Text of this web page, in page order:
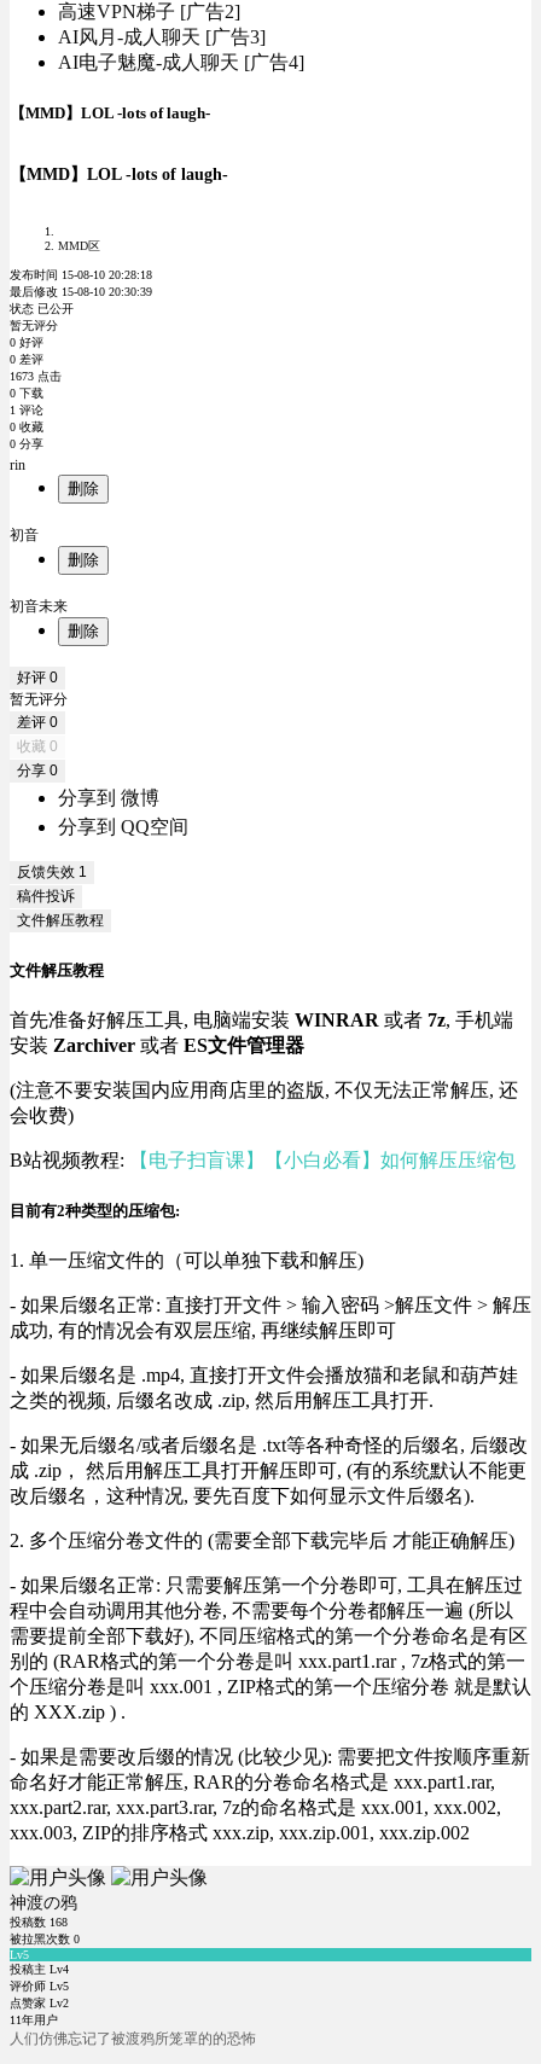
高速VPN梯子 [广告2]
AI风月-成人聊天 [广告3]
AI电子魅魔-成人聊天 [广告4]
【MMD】LOL -lots of laugh-
【MMD】LOL -lots of laugh-
MMD区
发布时间 15-08-10 20:28:18
最后修改 15-08-10 20:30:39
状态 已公开
暂无评分
0 好评
0 差评
1673 点击
0 下载
1 评论
0 收藏
0 分享
rin
删除
初音
删除
初音未来
删除
好评 0
暂无评分
差评 0
收藏 0
分享 0
分享到 微博
分享到 QQ空间
反馈失效 1
稿件投诉
文件解压教程
文件解压教程
首先准备好解压工具, 电脑端安装 WINRAR 或者 7z, 手机端
安装 Zarchiver 或者 ES文件管理器
(注意不要安装国内应用商店里的盗版, 不仅无法正常解压, 还
会收费)
B站视频教程: 【电子扫盲课】【小白必看】如何解压压缩包
目前有2种类型的压缩包:
1. 单一压缩文件的（可以单独下载和解压)
- 如果后缀名正常: 直接打开文件 > 输入密码 >解压文件 > 解压
成功, 有的情况会有双层压缩, 再继续解压即可
- 如果后缀名是 .mp4, 直接打开文件会播放猫和老鼠和葫芦娃
之类的视频, 后缀名改成 .zip, 然后用解压工具打开.
- 如果无后缀名/或者后缀名是 .txt等各种奇怪的后缀名, 后缀改
成 .zip， 然后用解压工具打开解压即可, (有的系统默认不能更
改后缀名，这种情况, 要先百度下如何显示文件后缀名).
2. 多个压缩分卷文件的 (需要全部下载完毕后 才能正确解压)
- 如果后缀名正常: 只需要解压第一个分卷即可, 工具在解压过
程中会自动调用其他分卷, 不需要每个分卷都解压一遍 (所以
需要提前全部下载好), 不同压缩格式的第一个分卷命名是有区
别的 (RAR格式的第一个分卷是叫 xxx.part1.rar , 7z格式的第一
个压缩分卷是叫 xxx.001 , ZIP格式的第一个压缩分卷 就是默认
的 XXX.zip ) .
- 如果是需要改后缀的情况 (比较少见): 需要把文件按顺序重新
命名好才能正常解压, RAR的分卷命名格式是 xxx.part1.rar,
xxx.part2.rar, xxx.part3.rar, 7z的命名格式是 xxx.001, xxx.002,
xxx.003, ZIP的排序格式 xxx.zip, xxx.zip.001, xxx.zip.002
神渡の鸦
投稿数 168
被拉黑次数 0
Lv5
投稿主 Lv4
评价师 Lv5
点赞家 Lv2
11年用户
人们仿佛忘记了被渡鸦所笼罩的的恐怖